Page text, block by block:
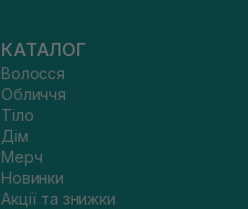
КАТАЛОГ
Волосся
Обличчя
Тіло
Дім
Мерч
Новинки
Акції та знижки